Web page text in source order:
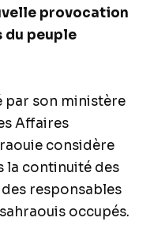
provocation
du peuple
par son ministère
Affaires
considère
la continuité des
responsables
occupés.